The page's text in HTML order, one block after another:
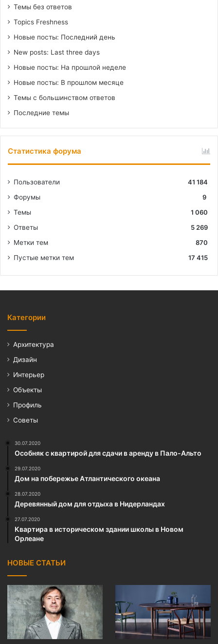
Темы без ответов
Topics Freshness
Новые посты: Последний день
New posts: Last three days
Новые посты: На прошлой неделе
Новые посты: В прошлом месяце
Темы с большинством ответов
Последние темы
Статистика форума
Пользователи
41 184
Форумы
9
Темы
1 060
Ответы
5 269
Метки тем
870
Пустые метки тем
17 415
Категории
Архитектура
Дизайн
Интерьер
Объекты
Профиль
Советы
30.07.2020
Особняк с квартирой для сдачи в аренду в Пало-Альто
29.07.2020
Дом на побережье Атлантического океана
28.07.2020
Деревянный дом для отдыха в Нидерландах
27.07.2020
Квартира в историческом здании школы в Новом
Орлеане
НОВЫЕ СТАТЬИ